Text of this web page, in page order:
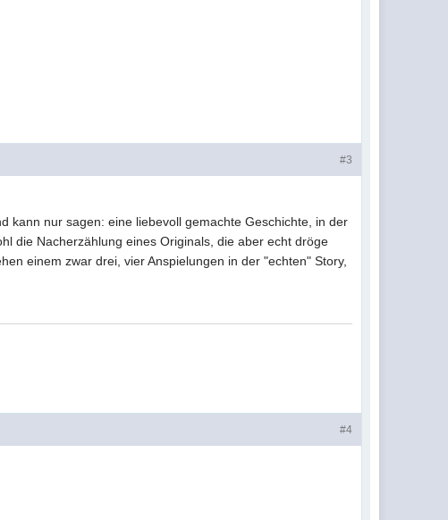
#3
kann nur sagen: eine liebevoll gemachte Geschichte, in der
die Nacherzählung eines Originals, die aber echt dröge
einem zwar drei, vier Anspielungen in der "echten" Story,
#4